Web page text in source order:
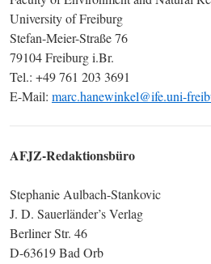
University of Freiburg
Stefan-Meier-Straße 76
79104 Freiburg i.Br.
Tel.: +49 761 203 3691
E-Mail: marc.hanewinkel@ife.uni-
AFJZ-Redaktionsbüro
Stephanie Aulbach-Stankovic
J. D. Sauerländer’s Verlag
Berliner Str. 46
D-63619 Bad Orb